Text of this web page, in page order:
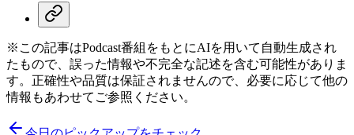
※この記事はPodcast番組をもとにAIを用いて自動生成され
たもので、誤った情報や不完全な記述を含む可能性がありま
す。正確性や品質は保証されませんので、必要に応じて他の
情報もあわせてご参照ください。